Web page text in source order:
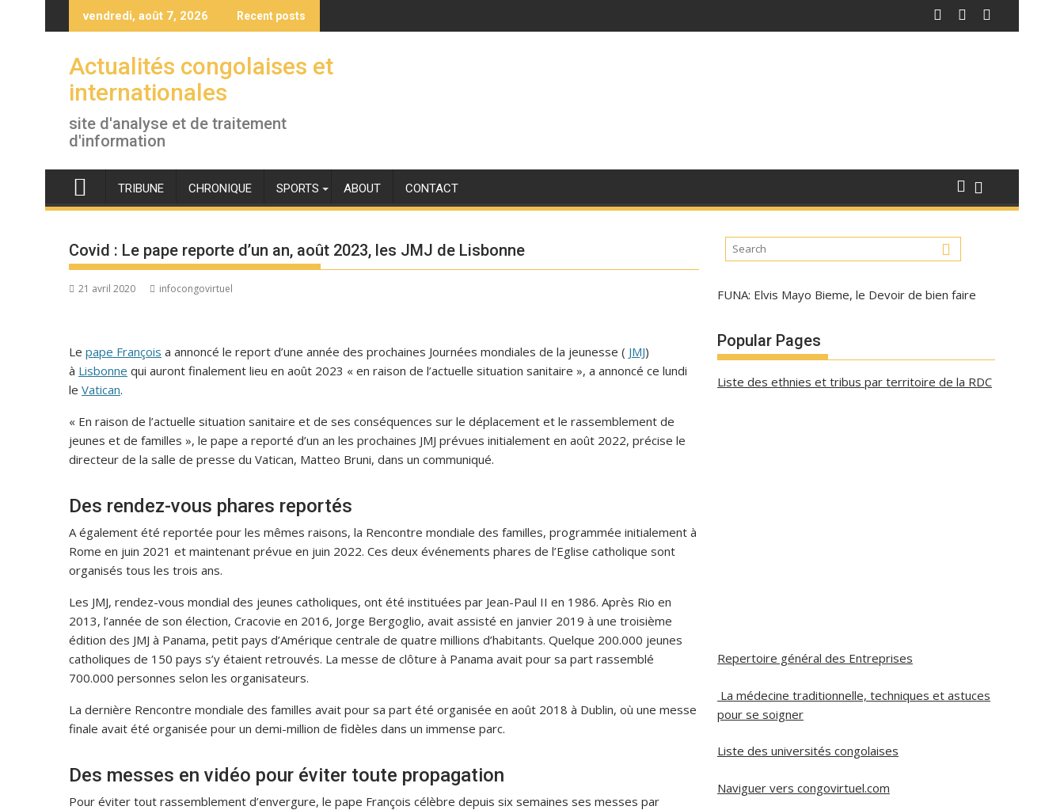
to
vendredi, août 7, 2026 Recent posts
Actualités congolaises et
internationales
site d'analyse et de traitement
d'information
TRIBUNE CHRONIQUE SPORTS ABOUT CONTACT
Covid : Le pape reporte d’un an, août 2023, les JMJ de Lisbonne
21 avril 2020 infocongovirtuel
Le pape François a annoncé le report d’une année des prochaines Journées mondiales de la jeunesse ( JMJ)
à Lisbonne qui auront finalement lieu en août 2023 « en raison de l’actuelle situation sanitaire », a annoncé ce lundi
le Vatican.
« En raison de l’actuelle situation sanitaire et de ses conséquences sur le déplacement et le rassemblement de
jeunes et de familles », le pape a reporté d’un an les prochaines JMJ prévues initialement en août 2022, précise le
directeur de la salle de presse du Vatican, Matteo Bruni, dans un communiqué.
Des rendez-vous phares reportés
A également été reportée pour les mêmes raisons, la Rencontre mondiale des familles, programmée initialement à
Rome en juin 2021 et maintenant prévue en juin 2022. Ces deux événements phares de l’Eglise catholique sont
organisés tous les trois ans.
Les JMJ, rendez-vous mondial des jeunes catholiques, ont été instituées par Jean-Paul II en 1986. Après Rio en
2013, l’année de son élection, Cracovie en 2016, Jorge Bergoglio, avait assisté en janvier 2019 à une troisième
édition des JMJ à Panama, petit pays d’Amérique centrale de quatre millions d’habitants. Quelque 200.000 jeunes
catholiques de 150 pays s’y étaient retrouvés. La messe de clôture à Panama avait pour sa part rassemblé
700.000 personnes selon les organisateurs.
La dernière Rencontre mondiale des familles avait pour sa part été organisée en août 2018 à Dublin, où une messe
finale avait été organisée pour un demi-million de fidèles dans un immense parc.
Des messes en vidéo pour éviter toute propagation
Pour éviter tout rassemblement d’envergure, le pape François célèbre depuis six semaines ses messes par
FUNA: Elvis Mayo Bieme, le Devoir de bien faire
Popular Pages
Liste des ethnies et tribus par territoire de la RDC
Repertoire général des Entreprises
La médecine traditionnelle, techniques et astuces
pour se soigner
Liste des universités congolaises
Naviguer vers congovirtuel.com